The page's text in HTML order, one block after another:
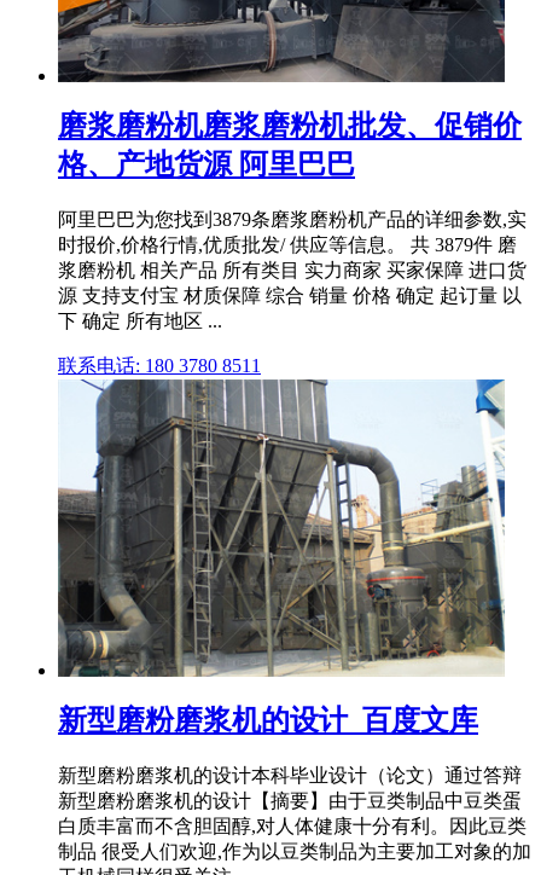
磨浆磨粉机磨浆磨粉机批发、促销价
格、产地货源 阿里巴巴
阿里巴巴为您找到3879条磨浆磨粉机产品的详细参数,实
时报价,价格行情,优质批发/ 供应等信息。 共 3879件 磨
浆磨粉机 相关产品 所有类目 实力商家 买家保障 进口货
源 支持支付宝 材质保障 综合 销量 价格 确定 起订量 以
下 确定 所有地区 ...
联系电话: 180 3780 8511
新型磨粉磨浆机的设计_百度文库
新型磨粉磨浆机的设计本科毕业设计（论文）通过答辩
新型磨粉磨浆机的设计【摘要】由于豆类制品中豆类蛋
白质丰富而不含胆固醇,对人体健康十分有利。因此豆类
制品 很受人们欢迎,作为以豆类制品为主要加工对象的加